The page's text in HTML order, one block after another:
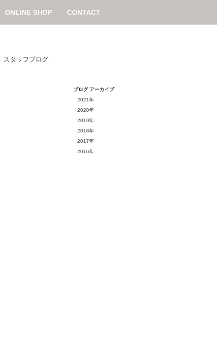
ONLINE SHOP CONTACT
スタッフブログ
ブログ アーカイブ
2021年
2020年
2019年
2018年
2017年
2016年